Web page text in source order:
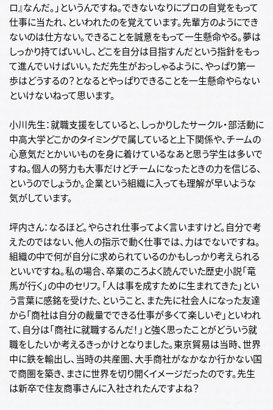
ロ』なんだ。」というんですね。できないなりにプロの自覚をもって
仕事に当たれ、といわれたのを覚えています。先輩方のようにでき
ないのは仕方ない。できることを誠意をもって一生懸命やる。夢は
しっかり持てばいいし、どこを自分は目指すんだという指針をもっ
て進んでいけばいい。ただ先生がおっしゃるように、やっぱり第一
歩はどうするの？となるとやっぱりできることを一生懸命やらない
といけないねって思います。
小川先生：就職支援をしていると、しっかりしたサークル・部活動に
中高大学どこかのタイミングで属していると上下関係や、チームの
心意気だとかいいものを身に着けているなあと思う学生は多いで
すね。個人の努力も大事だけどチームになったときの力を信じる、
というのでしょうか。企業という組織に入っても理解が早いような
気がしています。
坪内さん：なるほど。やらされ仕事ってよく言いますけど。自分で考
えたのではない、他人の指示で動く仕事では、力はでないですね。
組織の中で何が自分に求められているのかもしっかり考えられる
といいですね。私の場合、卒業のころよく読んでいた歴史小説「竜
馬が行く」の中のセリフ。「人は事を成すために生まれてきた」とい
う言葉に感銘を受けた、ということ、また先に社会人になった友達
から「商社は自分の裁量でできる仕事が多くて楽しいぞ」といわれ
て、自分は「商社に就職するんだ！」と強く思ったことがどういう就
職をしたいか考えるきっかけとなりました。東京貿易は当時、世界
中に鉄を輸出し、当時の共産圏、大手商社がなかなか行かない国
で商圏を築き、まさに世界を切り開くイメージだったのです。先生
は新卒で住友商事さんに入社されたんですよね？